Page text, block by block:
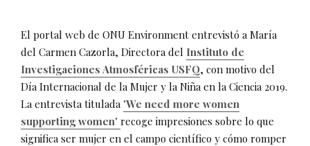
El portal web de ONU Environment entrevistó a María
del Carmen Cazorla, Directora del Instituto de
Investigaciones Atmosféricas USFQ, con motivo del
Día Internacional de la Mujer y la Niña en la Ciencia 2019.
La entrevista titulada 'We need more women
supporting women' recoge impresiones sobre lo que
significa ser mujer en el campo científico y cómo romper